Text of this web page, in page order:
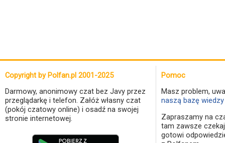
Copyright by Polfan.pl 2001-2025
Darmowy, anonimowy czat bez Javy przez
przeglądarkę i telefon. Załóż własny czat
(pokój czatowy online) i osadź na swojej
stronie internetowej.
Pomoc
Masz problem,
naszą bazę
Zapraszamy na
tam zawsze
gotowi